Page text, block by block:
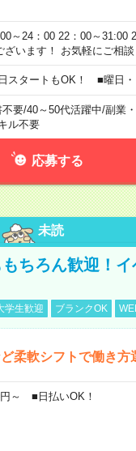
～24：00 22：00～
います！ お気軽にご相談
タートもOK！ ■曜日・
要/40～50代活躍中/副業
ル不要
応募する
未読
ちろん歓迎！
学生歓迎 ブランクOK
柔軟シフトで働き
～ ■日払いOK！